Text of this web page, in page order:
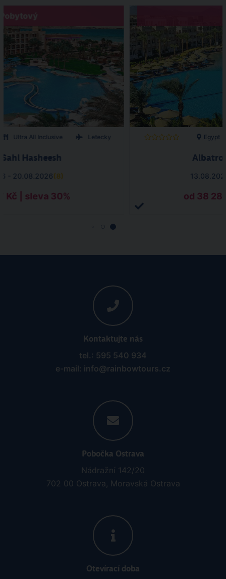
Ultra All Inclusive Letecky
Hasheesh
- 20.08.2026(8)
Kč | sleva 30%
Egypt
od 38
Kontaktujte nás
tel.: 595 540 934
e-mail: info@rainbowtours.cz
Pobočka Ostrava
Nádražní 142/20
702 00 Ostrava, Moravská Ostrava
Otevírací doba